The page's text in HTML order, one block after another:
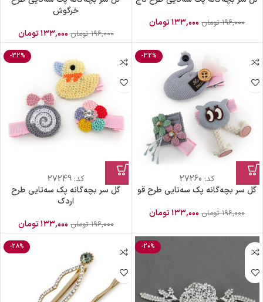
۱۹۶,۰۰۰ تومان ۱۳۳,۰۰۰تومان
خرگوش
۱۹۶,۰۰۰ تومان ۱۳۳,۰۰۰تومان
-32%
کد: 27260
گل سر بچه‌گانه پک سه‌تایی طرح قو
۱۹۶,۰۰۰ تومان ۱۳۳,۰۰۰تومان
-32%
کد:27249
گل سر بچه‌گانه پک سه‌تایی طرح
اردک
۱۹۶,۰۰۰ تومان ۱۳۳,۰۰۰تومان
-20%
-28%